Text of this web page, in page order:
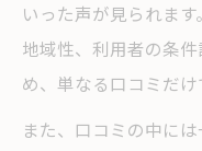
結婚相談所
結婚相談所
成婚を目指すな
結婚相談所
いった声が見られま
地域性、利用者の条
め、単なる口コミだけ
また、口コミの中に